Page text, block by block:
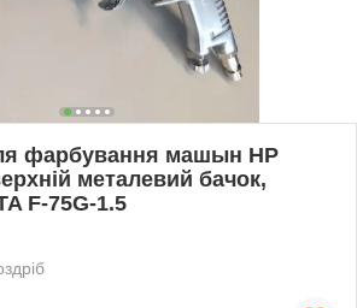
фарбування машын HP
металевий бачок,
F-75G-1.5